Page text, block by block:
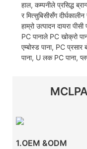
हाल, कम्पनीले प्रसिद्ध
र मित्सुबिसीसँग
हाम्रो उत्पादन दायरा
PC पानाले PC खोक्रो
एम्बोस्ड पाना, PC
पाना, U लक PC पाना,
1.OEM &ODM